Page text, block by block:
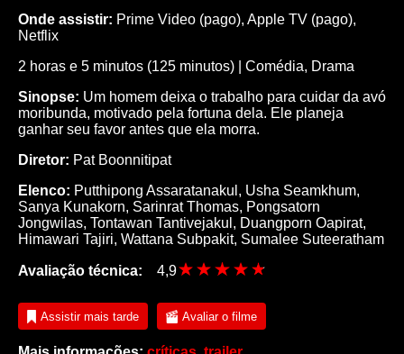
Onde assistir: Prime Video (pago), Apple TV (pago),
Netflix
2 horas e 5 minutos (125 minutos) | Comédia, Drama
Sinopse: Um homem deixa o trabalho para cuidar da avó
moribunda, motivado pela fortuna dela. Ele planeja
ganhar seu favor antes que ela morra.
Diretor: Pat Boonnitipat
Elenco: Putthipong Assaratanakul, Usha Seamkhum,
Sanya Kunakorn, Sarinrat Thomas, Pongsatorn
Jongwilas, Tontawan Tantivejakul, Duangporn Oapirat,
Himawari Tajiri, Wattana Subpakit, Sumalee Suteeratham
Avaliação técnica: 4,9
Assistir mais tarde Avaliar o filme